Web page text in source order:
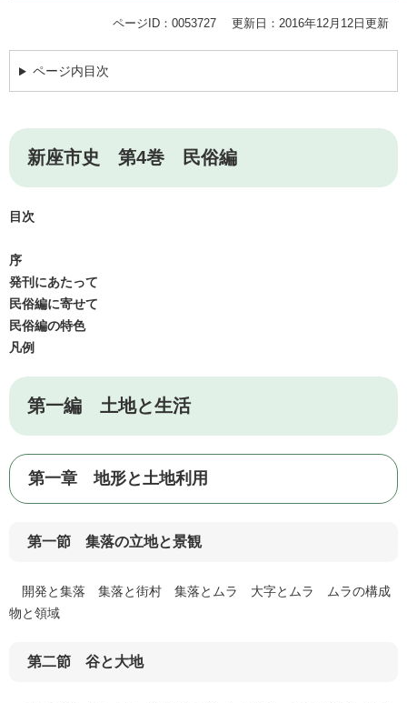
ページID：0053727 更新日：2016年12月12日更新
ページ内目次
新座市史 第4巻 民俗編
目次
序
発刊にあたって
民俗編に寄せて
民俗編の特色
凡例
第一編 土地と生活
第一章 地形と土地利用
第一節 集落の立地と景観
開発と集落 集落と街村 集落とムラ 大字とムラ ムラの構成
物と領域
第二節 谷と大地